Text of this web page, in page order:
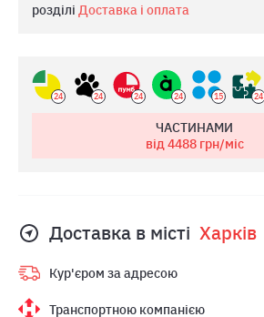
розділі Доставка і оплата
24 24 24 24 15 24
ЧАСТИНАМИ
від 4488грн/міс
Доставка в місті Харкiв
Кур'єром за адресою
Транспортною компанією